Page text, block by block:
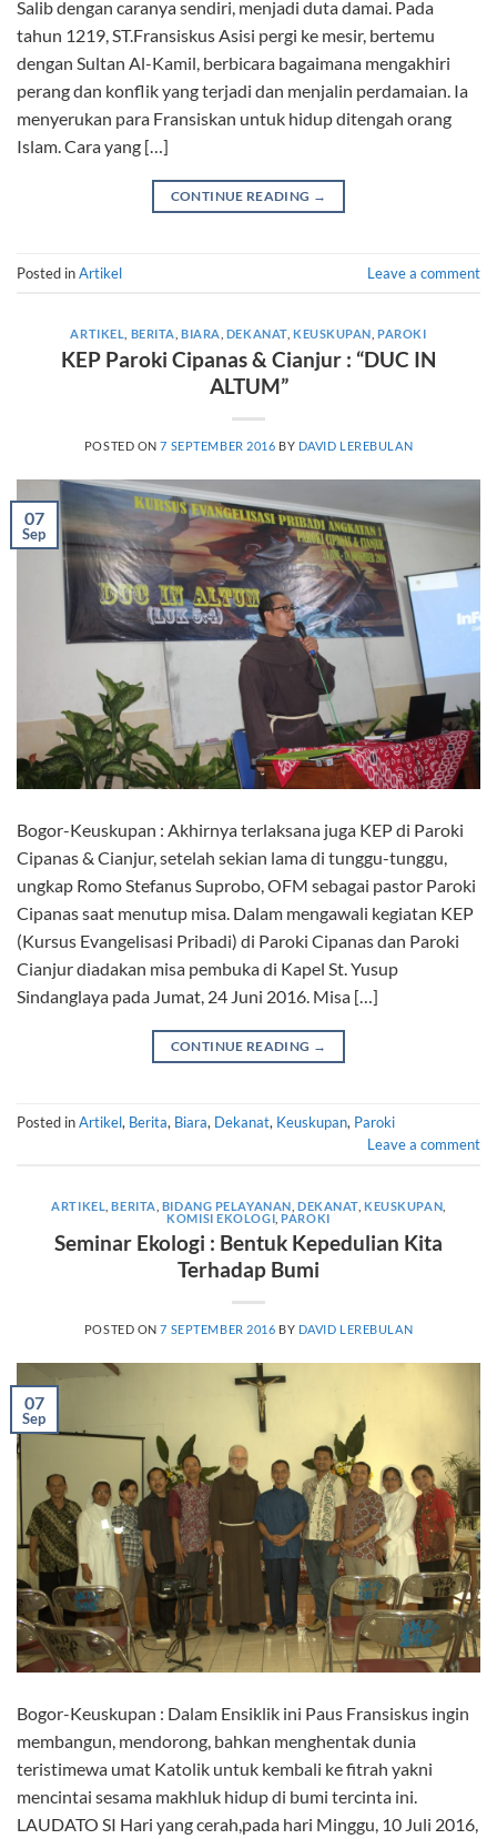
Salib dengan caranya sendiri, menjadi duta damai. Pada
tahun 1219, ST.Fransiskus Asisi pergi ke mesir, bertemu
dengan Sultan Al-Kamil, berbicara bagaimana mengakhiri
perang dan konflik yang terjadi dan menjalin perdamaian. Ia
menyerukan para Fransiskan untuk hidup ditengah orang
Islam. Cara yang […]
CONTINUE READING →
Posted inArtikel Leave a comment
ARTIKEL BERITA BIARA DEKANAT, KEUSKUPAN ,PAROKI
KEP Paroki Cipanas & Cianjur : “DUC IN
ALTUM”
POSTED ON7 SEPTEMBER 2016 BY DAVID LEREBULAN
07
Sep
Bogor-Keuskupan : Akhirnya terlaksana juga KEP di Paroki
Cipanas & Cianjur, setelah sekian lama di tunggu-tunggu,
ungkap Romo Stefanus Suprobo, OFM sebagai pastor Paroki
Cipanas saat menutup misa. Dalam mengawali kegiatan KEP
(Kursus Evangelisasi Pribadi) di Paroki Cipanas dan Paroki
Cianjur diadakan misa pembuka di Kapel St. Yusup
Sindanglaya pada Jumat, 24 Juni 2016. Misa […]
CONTINUE READING →
Posted inArtikel, Berita, Biara, Dekanat, Keuskupan, Paroki
Leave a comment
ARTIKEL ,BERITA BIDANG PELAYANAN DEKANAT,KEUSKUPAN
KOMISI EKOLOGI ,PAROKI
Seminar Ekologi : Bentuk Kepedulian Kita
Terhadap Bumi
POSTED ON7 SEPTEMBER 2016 BY DAVID LEREBULAN
07
Sep
Bogor-Keuskupan : Dalam Ensiklik ini Paus Fransiskus ingin
membangun, mendorong, bahkan menghentak dunia
teristimewa umat Katolik untuk kembali ke fitrah yakni
mencintai sesama makhluk hidup di bumi tercinta ini.
LAUDATO SI Hari yang cerah,pada hari Minggu, 10 Juli 2016,